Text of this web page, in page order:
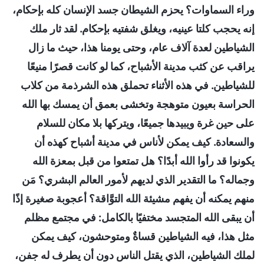
وراء السماوات؟ يحزم الشيطان جسد الإنسان كله بإحكام،
إنه يحجب كلتا عينيه، ويغلق شفتيه بإحكام. لقد ثار ملك
الشياطين لعدة آلاف عام، وحتى يومنا هذا، حيث ما زال
يراقب عن كثب مدينة الأشباح، كما لو كانت قصرًا منيعًا
للشياطين. في هذه الأثناء تحملق هذه الشرذمة من كلاب
الحراسة بعيون متوهجة وتخشى بعمق أن يمسك بها الله
على حين غرة ويبيدها جميعًا، ويتركها بلا مكان للسلام
والسعادة. كيف يمكن لأناس في مدينة أشباح كهذه أن
يكونوا قد رأوا الله أبدًا؟ هل تمتعوا من قبل بمعزة الله
وجماله؟ ما التقدير الذي لديهم لأمور العالم البشري؟ مَن
منهم يمكنه أن يفهم مشيئة الله التوَّاقة؟ أعجوبة صغيرة إذًا
أن يبقى الله المتجسد مختفيًا بالكامل: في مجتمع مظلم
مثل هذا، فيه الشياطين قساةٌ ومتوحشون، كيف يمكن
لملك الشياطين، الذي يقتل الناس دون أن يطرف له جفن،